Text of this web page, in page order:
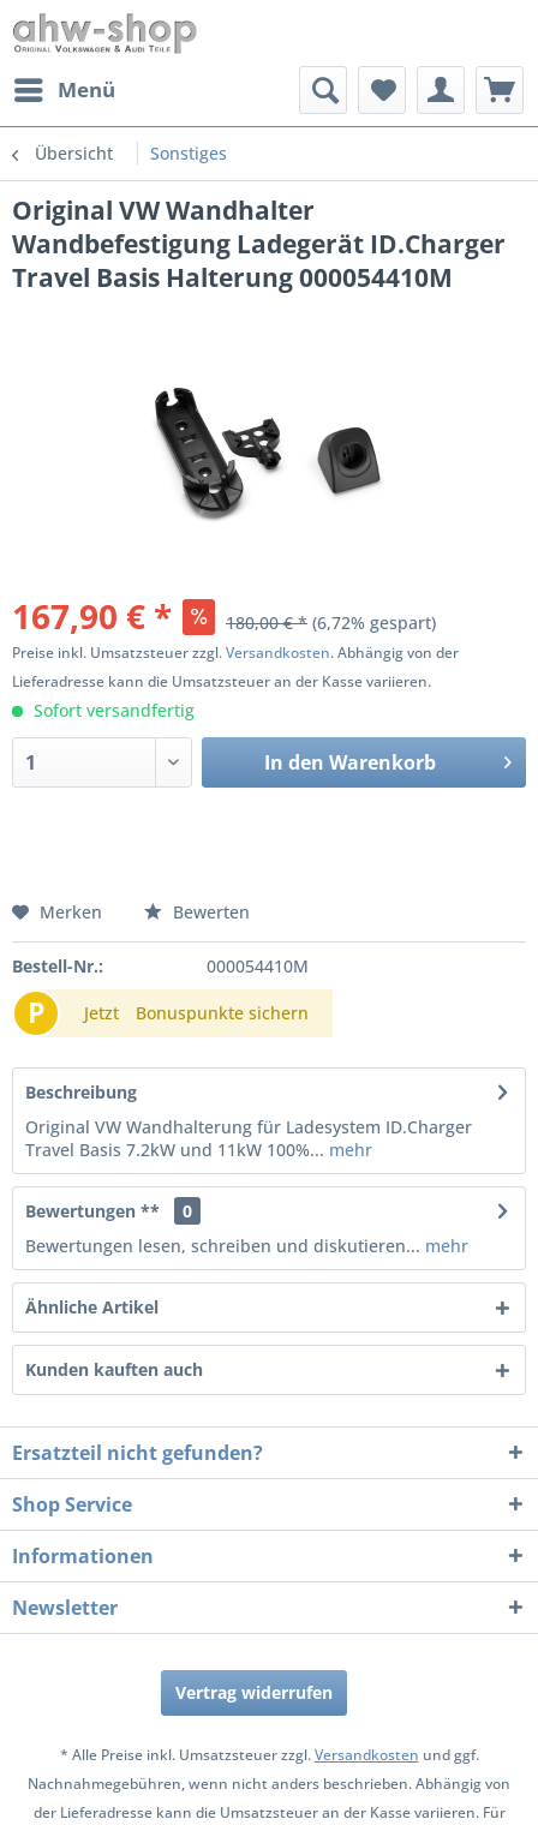
Menü
Übersicht Sonstiges
Original VW Wandhalter
Wandbefestigung Ladegerät ID.Charger
Travel Basis Halterung 000054410M
167,90 € * 180,00 € * (6,72% gespart)
Preise inkl. Umsatzsteuer zzgl.Versandkosten. Abhängig von der
Lieferadresse kann die Umsatzsteuer an der Kasse variieren.
Sofort versandfertig
In den Warenkorb
Merken Bewerten
Bestell-Nr.: 000054410M
P Jetzt Bonuspunkte sichern
Beschreibung
Original VW Wandhalterung für Ladesystem ID.Charger
Travel Basis 7.2kW und 11kW 100%... mehr
Bewertungen **
0
Bewertungen lesen, schreiben und diskutieren... mehr
Ähnliche Artikel
Kunden kauften auch
Ersatzteil nicht gefunden?
Shop Service
Informationen
Newsletter
Vertrag widerrufen
* Alle Preise inkl. Umsatzsteuer zzgl.Versandkosten und ggf.
Nachnahmegebühren, wenn nicht anders beschrieben. Abhängig von
der Lieferadresse kann die Umsatzsteuer an der Kasse variieren. Für